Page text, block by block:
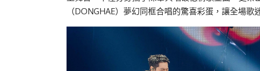
（DONGHAE）夢幻同框合唱的驚喜彩蛋，讓全場歌